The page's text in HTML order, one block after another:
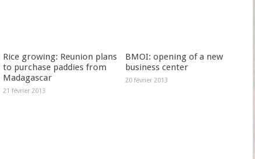
Rice growing: Reunion plans
to purchase paddies from
Madagascar
21 février 2013
BMOI: opening of a new
business center
20 février 2013